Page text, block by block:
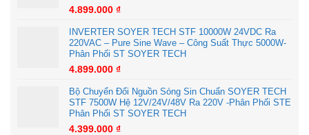
4.899.000 ₫
INVERTER SOYER TECH STF 10000W 24VDC Ra
220VAC – Pure Sine Wave – Công Suất Thực 5000W-
Phân Phối ST SOYER TECH
4.899.000 ₫
Bộ Chuyển Đổi Nguồn Sóng Sin Chuẩn SOYER TECH
STF 7500W Hệ 12V/24V/48V Ra 220V -Phân Phối STE
Phân Phối ST SOYER TECH
4.399.000 ₫